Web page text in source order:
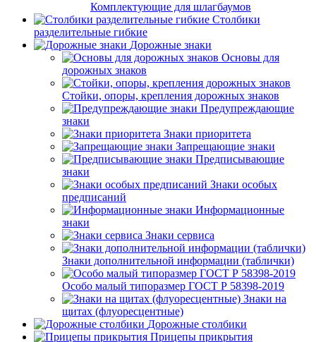
Комплектующие для шлагбаумов
Столбики
разделительные гибкие
Дорожные знаки
Основы для
дорожных знаков
Стойки, опоры, крепления дорожных знаков
Предупреждающие
знаки
Знаки приоритета
Запрещающие знаки
Предписывающие
знаки
Знаки особых
предписаний
Информационные
знаки
Знаки сервиса
Знаки дополнительной информации (таблички)
Особо малый типоразмер ГОСТ Р 58398-2019
Знаки на
щитах (флуоресцентные)
Дорожные столбики
Прицепы прикрытия